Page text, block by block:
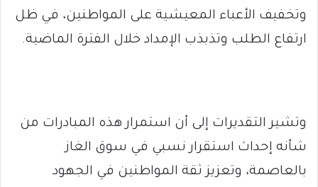
وتخفيف الأعباء المعيشية على المواطنين، في ظل
ارتفاع الطلب وتذبذب الإمداد خلال الفترة الماضية.
وتشير التقديرات إلى أن استمرار هذه المبادرات من
شأنه إحداث استقرار نسبي في سوق الغاز
بالعاصمة، وتعزيز ثقة المواطنين في الجهود